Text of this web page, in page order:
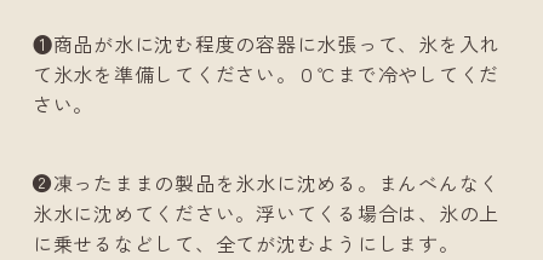
❶商品が水に沈む程度の容器に水張って、氷を入れ
て氷水を準備してください。０℃まで冷やしてくだ
さい。
❷凍ったままの製品を氷水に沈める。まんべんなく
氷水に沈めてください。浮いてくる場合は、氷の上
に乗せるなどして、全てが沈むようにします。